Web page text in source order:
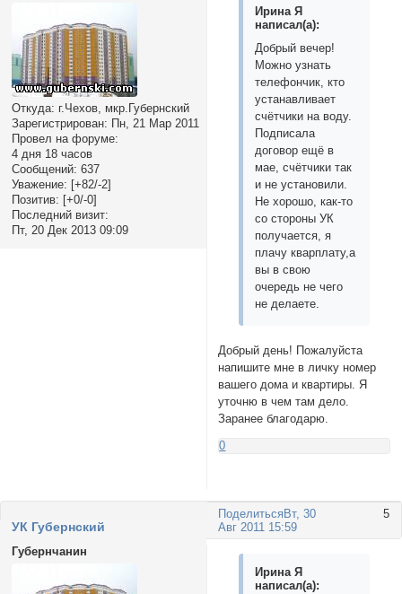
Откуда: г.Чехов, мкр.Губернский
Зарегистрирован: Пн, 21 Мар 2011
Провел на форуме:
4 дня 18 часов
Сообщений: 637
Уважение: [+82/-2]
Позитив: [+0/-0]
Последний визит:
Пт, 20 Дек 2013 09:09
Ирина Я
написал(а):
Добрый вечер!
Можно узнать
телефончик, кто
устанавливает
счётчики на воду.
Подписала
договор ещё в
мае, счётчики так
и не установили.
Не хорошо, как-то
со стороны УК
получается, я
плачу кварплату,а
вы в свою
очередь не чего
не делаете.
Добрый день! Пожалуйста
напишите мне в личку номер
вашего дома и квартиры. Я
уточню в чем там дело.
Заранее благодарю.
0
Поделиться 5
Вт, 30
Авг 2011 15:59
УК Губернский
Губернчанин
Ирина Я
написал(а):